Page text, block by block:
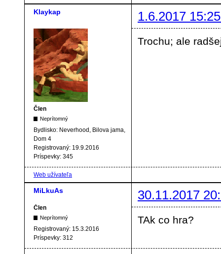
Klaykap 1.6.2017
Člen
Neprítomný
Bydlisko: Neverhood, Bilova jama,
Dom 4
Registrovaný: 19.9.2016
Príspevky: 345
Trochu; ale
Web užívateľa
MiLkuAs 30.11.2017
Člen
Neprítomný
Registrovaný: 15.3.2016
Príspevky: 312
TAk co hra?